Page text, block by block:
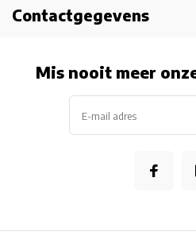
Contactgegevens
Mis nooit meer